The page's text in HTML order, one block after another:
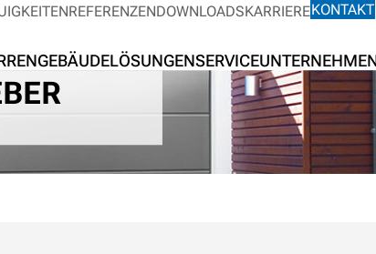
GEBÄUDELÖSUNGENSERVICE
REFERENZENDOWNLOADSKARRIEREKONTAKT